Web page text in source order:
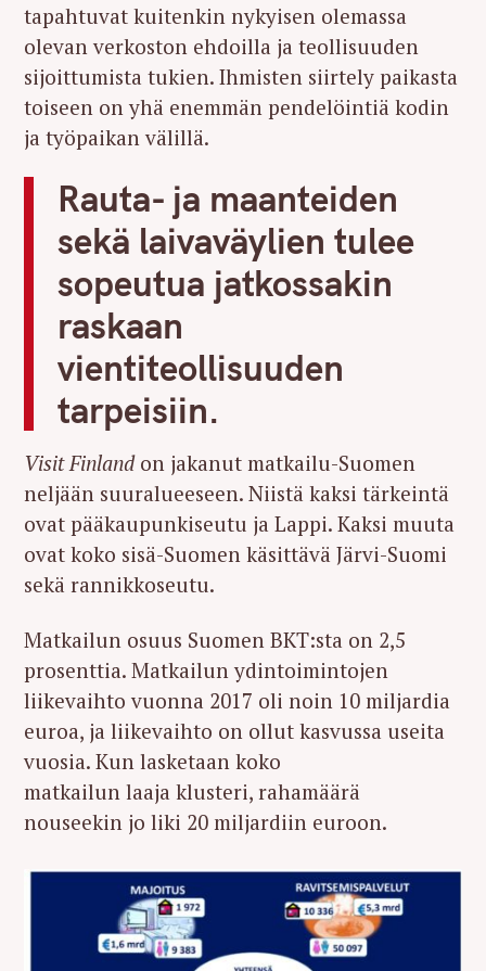
tapahtuvat kuitenkin nykyisen olemassa
olevan verkoston ehdoilla ja teollisuuden
sijoittumista tukien. Ihmisten siirtely paikasta
toiseen on yhä enemmän pendelöintiä kodin
ja työpaikan välillä.
Rauta- ja maanteiden
sekä laivaväylien tulee
sopeutua jatkossakin
raskaan
vientiteollisuuden
tarpeisiin.
Visit Finlandon jakanut matkailu-Suomen
neljään suuralueeseen. Niistä kaksi tärkeintä
ovat pääkaupunkiseutu ja Lappi. Kaksi muuta
ovat koko sisä-Suomen käsittävä Järvi-Suomi
sekä rannikkoseutu.
Matkailun osuus Suomen BKT:sta on 2,5
prosenttia. Matkailun ydintoimintojen
liikevaihto vuonna 2017 oli noin 10 miljardia
euroa, ja liikevaihto on ollut kasvussa useita
vuosia. Kun lasketaan koko
matkailun laaja klusteri, rahamäärä
nouseekin jo liki 20 miljardiin euroon.